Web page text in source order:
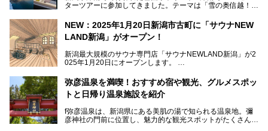
ターツアーに参加してきました。テーマは「雪の奥信越！音
温泉ライターとして「温浴」は頻繁に体験していますが、
「音浴」とは果たしてどんな体験なのでしょう？とても気に
なお、宿泊した温泉は日帰り入浴もできる秘湯「越後田中温
泉 しなの荘」です。こちらについても詳しく紹介します。
提供元：一般社団法人 雪国観光舎【PR】
NEW：2025年1月20日新潟市古町に「サウナNEW
LAND新潟」がオープン！
新潟最大規模のサウナ専門店「サウナNEWLAND新潟」が2
025年1月20日にオープンします。
街に再び笑顔と賑わいを取り戻し、新たなランドマークとし
て地域活性化を目指します。
サウナ室のテーマは「海賊船」‥⁉ ユニークなサウナ室を
弥彦温泉を満喫！おすすめ宿や観光、グルメスポッ
トと日帰り温泉施設を紹介
f弥彦温泉は、新潟県にある美肌の湯で知られる温泉地。彌
彦神社の門前に位置し、魅力的な観光スポットがたくさんあ